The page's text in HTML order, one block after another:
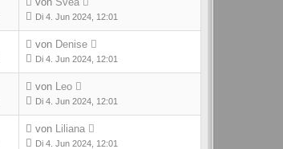
Di 4. Jun 2024, 12:01
von Denise
Di 4. Jun 2024, 12:01
von Leo
Di 4. Jun 2024, 12:01
von Liliana
Di 4. Jun 2024, 12:01